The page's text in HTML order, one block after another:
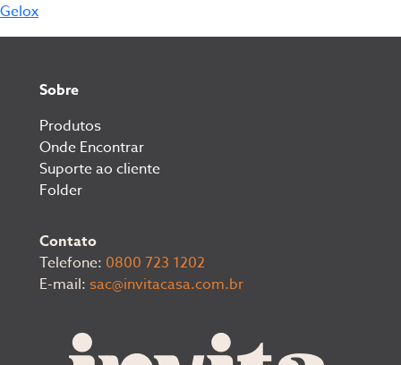
Gelox
Sobre
Produtos
Onde Encontrar
Suporte ao cliente
Folder
Contato
Telefone: 0800 723 1202
E-mail: sac@invitacasa.com.br